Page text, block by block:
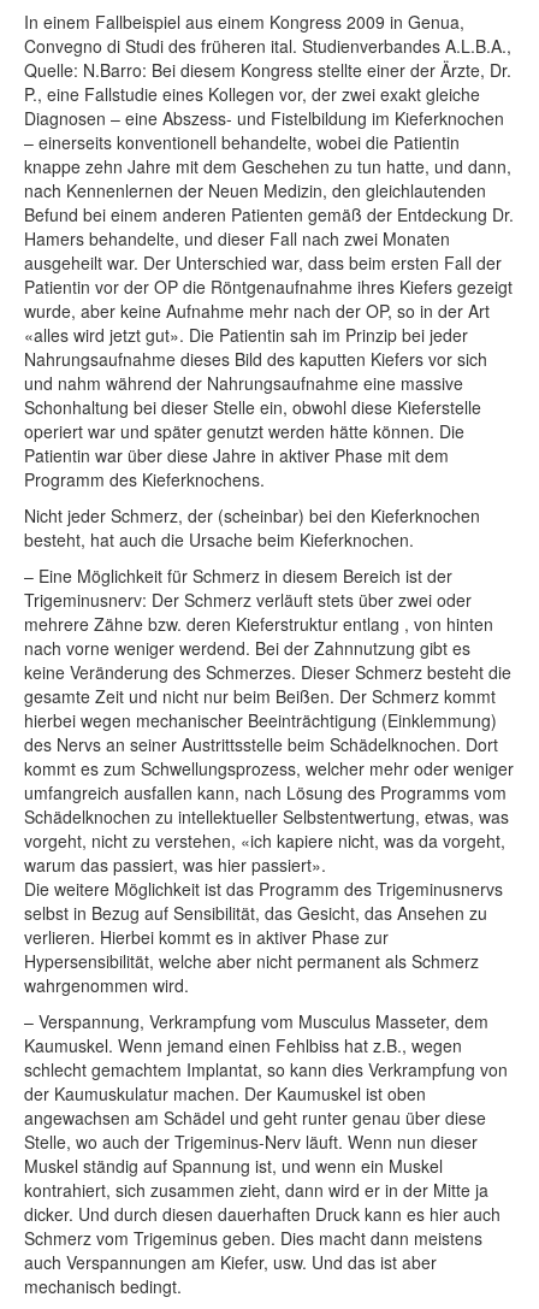
In einem Fallbeispiel aus einem Kongress 2009 in Genua,
Convegno di Studi des früheren ital. Studienverbandes A.L.B.A.,
Quelle: N.Barro: Bei diesem Kongress stellte einer der Ärzte, Dr.
P., eine Fallstudie eines Kollegen vor, der zwei exakt gleiche
Diagnosen – eine Abszess- und Fistelbildung im Kieferknochen
– einerseits konventionell behandelte, wobei die Patientin
knappe zehn Jahre mit dem Geschehen zu tun hatte, und dann,
nach Kennenlernen der Neuen Medizin, den gleichlautenden
Befund bei einem anderen Patienten gemäß der Entdeckung Dr.
Hamers behandelte, und dieser Fall nach zwei Monaten
ausgeheilt war. Der Unterschied war, dass beim ersten Fall der
Patientin vor der OP die Röntgenaufnahme ihres Kiefers gezeigt
wurde, aber keine Aufnahme mehr nach der OP, so in der Art
«alles wird jetzt gut». Die Patientin sah im Prinzip bei jeder
Nahrungsaufnahme dieses Bild des kaputten Kiefers vor sich
und nahm während der Nahrungsaufnahme eine massive
Schonhaltung bei dieser Stelle ein, obwohl diese Kieferstelle
operiert war und später genutzt werden hätte können. Die
Patientin war über diese Jahre in aktiver Phase mit dem
Programm des Kieferknochens.
Nicht jeder Schmerz, der (scheinbar) bei den Kieferknochen
besteht, hat auch die Ursache beim Kieferknochen.
– Eine Möglichkeit für Schmerz in diesem Bereich ist der
Trigeminusnerv: Der Schmerz verläuft stets über zwei oder
mehrere Zähne bzw. deren Kieferstruktur entlang , von hinten
nach vorne weniger werdend. Bei der Zahnnutzung gibt es
keine Veränderung des Schmerzes. Dieser Schmerz besteht die
gesamte Zeit und nicht nur beim Beißen. Der Schmerz kommt
hierbei wegen mechanischer Beeinträchtigung (Einklemmung)
des Nervs an seiner Austrittsstelle beim Schädelknochen. Dort
kommt es zum Schwellungsprozess, welcher mehr oder weniger
umfangreich ausfallen kann, nach Lösung des Programms vom
Schädelknochen zu intellektueller Selbstentwertung, etwas, was
vorgeht, nicht zu verstehen, «ich kapiere nicht, was da vorgeht,
warum das passiert, was hier passiert».
Die weitere Möglichkeit ist das Programm des Trigeminusnervs
selbst in Bezug auf Sensibilität, das Gesicht, das Ansehen zu
verlieren. Hierbei kommt es in aktiver Phase zur
Hypersensibilität, welche aber nicht permanent als Schmerz
wahrgenommen wird.
– Verspannung, Verkrampfung vom Musculus Masseter, dem
Kaumuskel. Wenn jemand einen Fehlbiss hat z.B., wegen
schlecht gemachtem Implantat, so kann dies Verkrampfung von
der Kaumuskulatur machen. Der Kaumuskel ist oben
angewachsen am Schädel und geht runter genau über diese
Stelle, wo auch der Trigeminus-Nerv läuft. Wenn nun dieser
Muskel ständig auf Spannung ist, und wenn ein Muskel
kontrahiert, sich zusammen zieht, dann wird er in der Mitte ja
dicker. Und durch diesen dauerhaften Druck kann es hier auch
Schmerz vom Trigeminus geben. Dies macht dann meistens
auch Verspannungen am Kiefer, usw. Und das ist aber
mechanisch bedingt.